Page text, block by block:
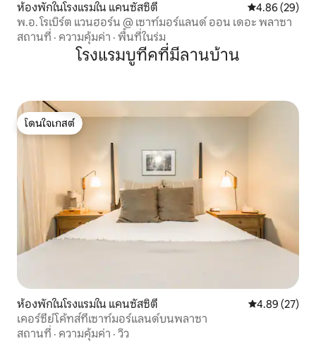
ห้องพักในโรงแรมใน แคนซัสซิตี คะแนนเฉลี่ย
4.86 (29)
พ.อ. โรเบิร์ต แวนฮอร์น @ เซาท์มอร์แลนด์ ออน เดอะ พลาซา
สถานที่ · ความคุ้มค่า · พื้นที่ในร่ม
โรงแรมบูทีคที่มีลานบ้าน
โดนใจเกสต์
โดนใจเกสต์
ห้องพักในโรงแรมใน แคนซัสซิตี คะแนนเฉลี่ย
4.89 (27)
เคอร์ซีย์โค้ทส์ที่เซาท์มอร์แลนด์บนพลาซา
สถานที่ · ความคุ้มค่า · วิว